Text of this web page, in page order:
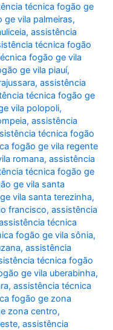
técnica fogão ge
vila palmeiras,
,assistência
técnica fogão
fogão ge vila
ge vila piauí,
,assistência
técnica fogão ge
vila polopoli,
,assistência
técnica fogão
fogão ge vila regente
romana,assistência
técnica fogão ge
ge vila santa
vila santa terezinha,
francisco,assistência
técnica
fogão ge vila sônia,
,assistência
técnica fogão
ge vila uberabinha,
,assistência técnica
fogão ge zona
zona centro,
,assistência